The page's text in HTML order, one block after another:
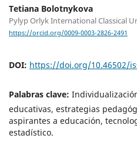
Tetiana Bolotnykova
Pylyp Orlyk International Classical
https://orcid.org/0009-0003-2826-2491
DOI: https://doi.org/10.46502/
Palabras clave:
educativas, estrategias
aspirantes a educación,
estadístico.